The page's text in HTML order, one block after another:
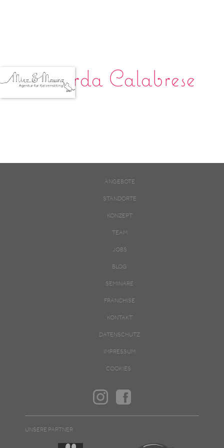
Ricarda Calabrese
ANGEBOTE
STANDORTE
KONZEPT
TEAM
JOBS
BLOG
SEMINARE
FRANCHISE
KONTAKT
DATENSCHUTZ
IMPRESSUM
COOKIES
UNSERE PARTNER